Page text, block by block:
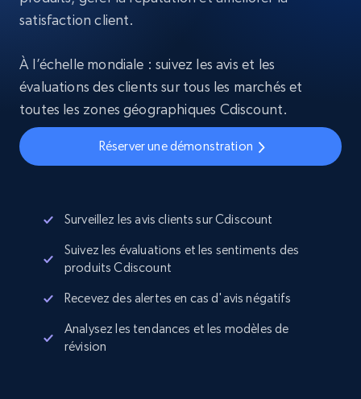
satisfaction client.
À l’échelle mondiale : suivez les avis et les
évaluations des clients sur tous les marchés et
toutes les zones géographiques Cdiscount.
Réserver une démonstration
Surveillez les avis clients sur Cdiscount
Suivez les évaluations et les sentiments des
produits Cdiscount
Recevez des alertes en cas d'avis négatifs
Analysez les tendances et les modèles de
révision